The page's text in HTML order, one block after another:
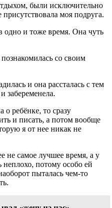
были исключительно
моя подруга.
и тоже время. Она чуть
со своим
и она рассталась с тем
забеременела.
о ребёнке, то сразу
и писать, а потом вообще
я от нее никак не
не самое лучшее время, а у
неплохо, потому особо ей
пыталась чем-то